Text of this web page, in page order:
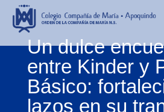
Un dulce
entre Kinder y
Básico:
lazos en su